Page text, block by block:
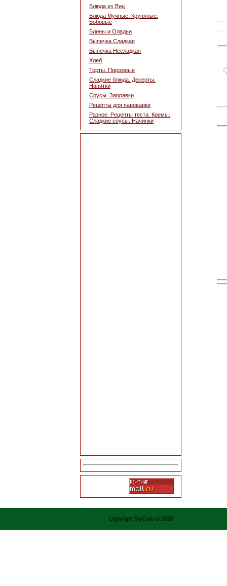
Блюда из Яиц
Блюда Мучные. Крупяные.
Бобовые
Блины и Оладьи
Выпечка Сладкая
Выпечка Несладкая
Хлеб
Торты. Пирожные
Сладкие блюда. Десерты.
Напитки
Соусы. Заправки
Рецепты для пароварки
Разное. Рецепты теста. Кремы.
Сладкие соусы. Начинки
Copyright MyCorp © 2026